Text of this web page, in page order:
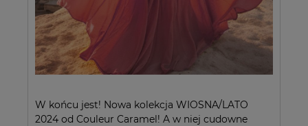
W końcu jest! Nowa kolekcja WIOSNA/LATO
2024 od Couleur Caramel! A w niej cudowne